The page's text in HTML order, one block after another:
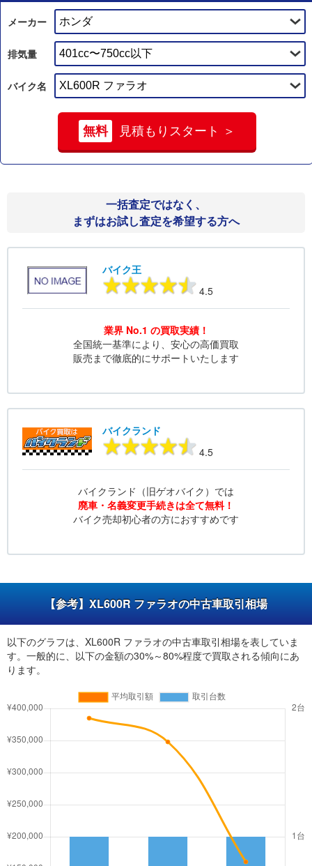
メーカー
排気量
バイク名
無料 見積もりスタート ＞
一括査定ではなく、
まずはお試し査定を希望する方へ
バイク王
4.5
業界 No.1 の買取実績！
全国統一基準により、安心の高価買取
販売まで徹底的にサポートいたします
バイクランド
4.5
バイクランド（旧ゲオバイク）では
廃車・名義変更手続きは全て無料！
バイク売却初心者の方におすすめです
【参考】XL600R ファラオの中古車取引相場
以下のグラフは、XL600R ファラオの中古車取引相場を表していま
す。一般的に、以下の金額の30%～80%程度で買取される傾向にあ
ります。